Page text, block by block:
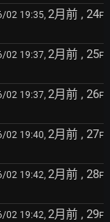
02 19:35, 2月前 , 24F
02 19:37, 2月前 , 25F
02 19:37, 2月前 , 26F
02 19:40, 2月前 , 27F
02 19:42, 2月前 , 28F
02 19:42, 2月前 , 29F